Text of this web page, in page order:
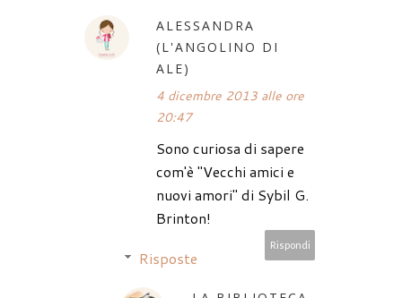
ALESSANDRA
(L'ANGOLINO DI
ALE)
4 dicembre 2013 alle ore
20:47
Sono curiosa di sapere
com'è "Vecchi amici e
nuovi amori" di Sybil G.
Brinton!
Rispondi
Risposte